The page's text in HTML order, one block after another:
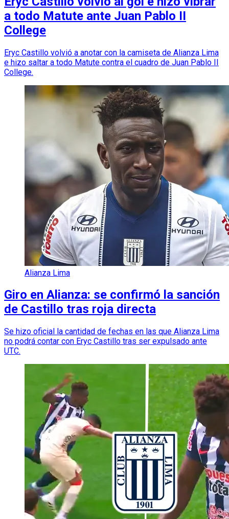
a todo Matute ante Juan Pablo II
College
Eryc Castillo volvió a anotar con la camiseta de Alianza Lima
e hizo saltar a todo Matute contra el cuadro de Juan Pablo II
College.
Alianza Lima
Giro en Alianza: se confirmó la sanción
de Castillo tras roja directa
Se hizo oficial la cantidad de fechas en las que Alianza Lima
no podrá contar con Eryc Castillo tras ser expulsado ante
UTC.